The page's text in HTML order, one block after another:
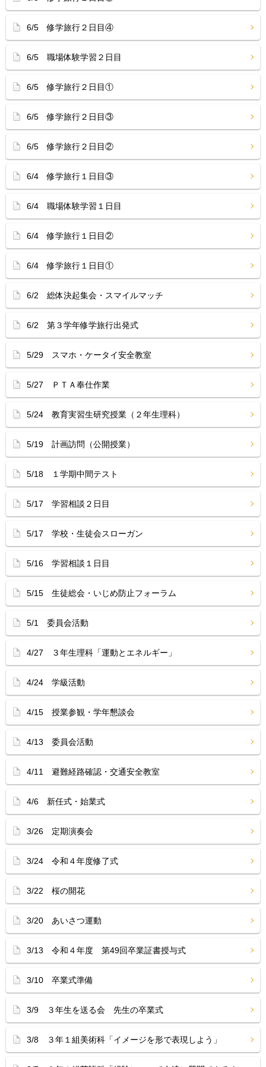
6/5 修学旅行２日目④
6/5 職場体験学習２日目
6/5 修学旅行２日目①
6/5 修学旅行２日目③
6/5 修学旅行２日目②
6/4 修学旅行１日目③
6/4 職場体験学習１日目
6/4 修学旅行１日目②
6/4 修学旅行１日目①
6/2 総体決起集会・スマイルマッチ
6/2 第３学年修学旅行出発式
5/29 スマホ・ケータイ安全教室
5/27 ＰＴＡ奉仕作業
5/24 教育実習生研究授業（２年生理科）
5/19 計画訪問（公開授業）
5/18 １学期中間テスト
5/17 学習相談２日目
5/17 学校・生徒会スローガン
5/16 学習相談１日目
5/15 生徒総会・いじめ防止フォーラム
5/1 委員会活動
4/27 ３年生理科「運動とエネルギー」
4/24 学級活動
4/15 授業参観・学年懇談会
4/13 委員会活動
4/11 避難経路確認・交通安全教室
4/6 新任式・始業式
3/26 定期演奏会
3/24 令和４年度修了式
3/22 桜の開花
3/20 あいさつ運動
3/13 令和４年度 第49回卒業証書授与式
3/10 卒業式準備
3/9 ３年生を送る会 先生の卒業式
3/8 ３年１組美術科「イメージを形で表現しよう」